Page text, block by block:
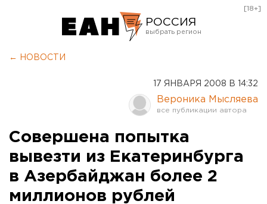
РОССИЯ
Оренбург
[18+]
← НОВОСТИ
17 ЯНВАРЯ 2008 В 14:32
Вероника Мысляева
Совершена попытка
вывезти из Екатеринбурга
в Азербайджан более 2
миллионов рублей